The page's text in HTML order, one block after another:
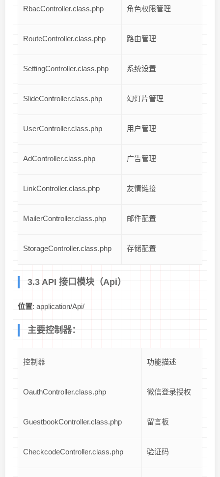
RbacController.class.php 角色权限管理
RouteController.class.php 路由管理
SettingController.class.php 系统设置
SlideController.class.php 幻灯片管理
UserController.class.php 用户管理
AdController.class.php 广告管理
LinkController.class.php 友情链接
MailerController.class.php 邮件配置
StorageController.class.php 存储配置
3.3 API 接口模块（Api）
位置: application/Api/
主要控制器：
控制器 功能描述
OauthController.class.php 微信登录授权
GuestbookController.class.php 留言板
CheckcodeController.class.php 验证码